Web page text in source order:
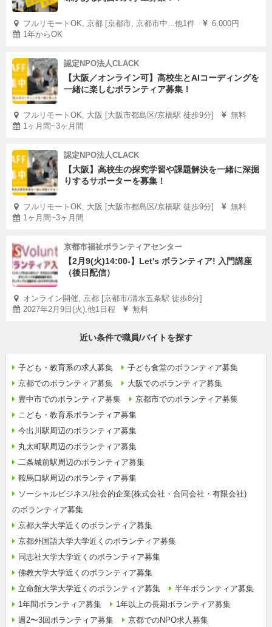
フルリモートOK, 京都 [京都市, 京都市中...他1件
6,000円
1年からOK
認定NPO法人CLACK
【大阪／オンライン可】高校生とAIコーディングを
一緒に楽しむボランティア募集！
フルリモートOK, 大阪 [大阪市都島区/京橋駅 徒歩9分]
無料
1ヶ月間~3ヶ月間
認定NPO法人CLACK
【大阪】高校生の探究学習や課題解決を一緒に深掘
りするサポーターを募集！
フルリモートOK, 大阪 [大阪市都島区/京橋駅 徒歩9分]
無料
1ヶ月間~3ヶ月間
京都市福祉ボランティアセンター
【2月9(火)14:00-】Let's ボランティア! 入門講座
（後日配信）
オンライン開催, 京都 [京都市/清水五条駅 徒歩8分]
2027年2月9日(火),他1日程
無料
近い条件で職員/バイトを探す
子ども・教育系の求人募集
子ども食堂のボランティア募集
京都でのボランティア募集
大阪でのボランティア募集
豊中市でのボランティア募集
京都市でのボランティア募集
こども・教育系ボランティア募集
今出川駅周辺のボランティア募集
丸太町駅周辺のボランティア募集
二条城前駅周辺のボランティア募集
鞍馬口駅周辺のボランティア募集
ソーシャルビジネス/社会的企業(株式会社・合同会社・有限会社)
のボランティア募集
京都大学大学近くのボランティア募集
京都外国語大学大学近くのボランティア募集
同志社大学大学近くのボランティア募集
佛教大学大学近くのボランティア募集
立命館大学大学近くのボランティア募集
半年ボランティア募集
1年間ボランティア募集
1年以上の長期ボランティア募集
週2〜3回ボランティア募集
京都でのNPO求人募集